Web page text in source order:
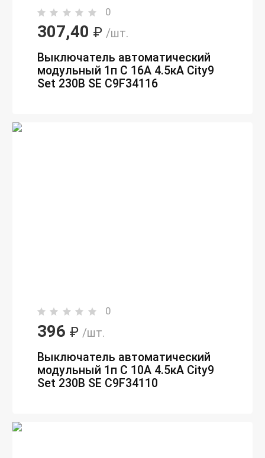
0
307,40 ₽ /шт.
Выключатель автоматический
модульный 1п C 16А 4.5кА City9
Set 230В SE C9F34116
0
396 ₽ /шт.
Выключатель автоматический
модульный 1п C 10А 4.5кА City9
Set 230В SE C9F34110